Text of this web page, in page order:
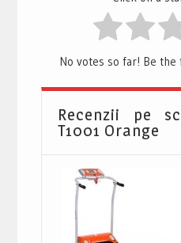
No votes so far! Be
Recenzii pe
T1001 Orange